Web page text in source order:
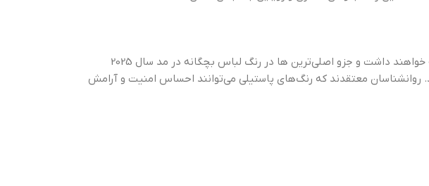
رنگ‌های پاستیلی نظیر صورتی ملایم، آبی آسمانی، زرد کرمی و سبز روشن، در سال 2025 جایگاه ویژه‌ای در مد لباس بچگانه خواهند داشت و جزو اصلی‌ترین ها در رنگ‌ لباس بچگانه در مد سال 2025
معتقدند که رنگ‌های پاستیلی می‌توانند احساس امنیت و آرامش